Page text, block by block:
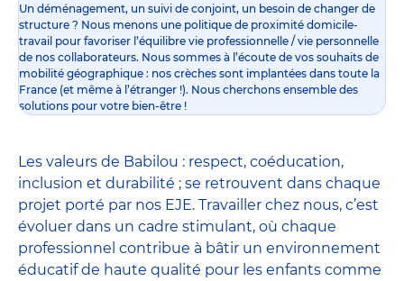
Un déménagement, un suivi de conjoint, un besoin de changer de
structure ? Nous menons une politique de proximité domicile-
travail pour favoriser l’équilibre vie professionnelle / vie personnelle
de nos collaborateurs. Nous sommes à l’écoute de vos souhaits de
mobilité géographique : nos crèches sont implantées dans toute la
France (et même à l’étranger !). Nous cherchons ensemble des
solutions pour votre bien-être !
Les valeurs de Babilou : respect, coéducation,
inclusion et durabilité ; se retrouvent dans chaque
projet porté par nos EJE. Travailler chez nous, c’est
évoluer dans un cadre stimulant, où chaque
professionnel contribue à bâtir un environnement
éducatif de haute qualité pour les enfants comme